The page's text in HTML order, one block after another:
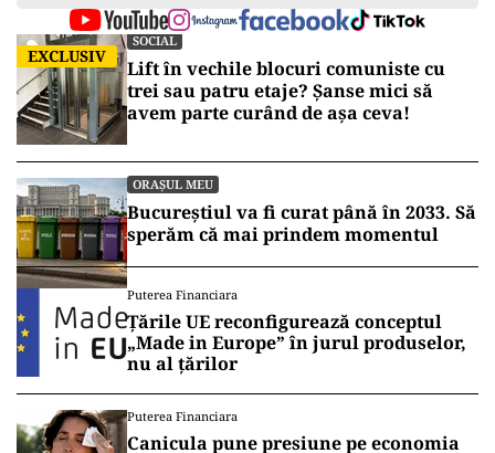
ad
Vrei să fii mereu la curent cu toate știrile? Urmărește
Puterea.ro și pe canalul de WhatsApp
EXCLUSIV
SOCIAL
Lift în vechile blocuri comuniste cu
trei sau patru etaje? Șanse mici să
avem parte curând de așa ceva!